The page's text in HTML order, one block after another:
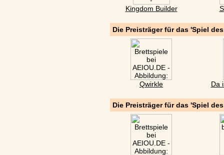
Kingdom Builder
Die Preisträger für das 'Spiel
Qwirkle Da
Die Preisträger für das 'Spiel